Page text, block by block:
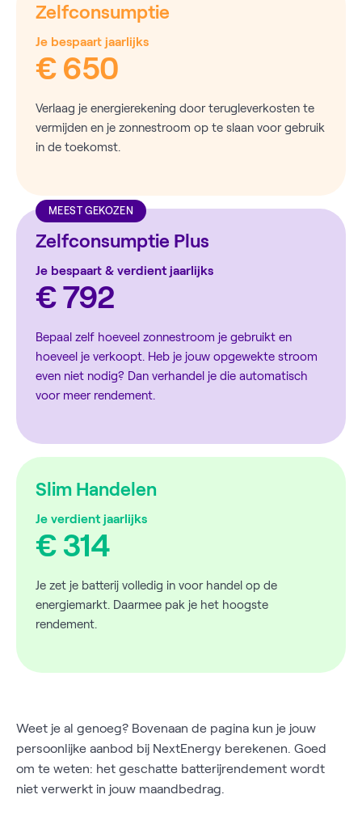
Zelfconsumptie
Je bespaart jaarlijks
€ 650
Verlaag je energierekening door terugleverkosten te
vermijden en je zonnestroom op te slaan voor gebruik
in de toekomst.
MEEST GEKOZEN
Zelfconsumptie Plus
Je bespaart & verdient jaarlijks
€ 792
Bepaal zelf hoeveel zonnestroom je gebruikt en
hoeveel je verkoopt. Heb je jouw opgewekte stroom
even niet nodig? Dan verhandel je die automatisch
voor meer rendement.
Slim Handelen
Je verdient jaarlijks
€ 314
Je zet je batterij volledig in voor handel op de
energiemarkt. Daarmee pak je het hoogste
rendement.
Weet je al genoeg? Bovenaan de pagina kun je jouw
persoonlijke aanbod bij NextEnergy berekenen. Goed
om te weten: het geschatte batterijrendement wordt
niet verwerkt in jouw maandbedrag.